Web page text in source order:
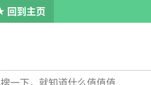
回到主页